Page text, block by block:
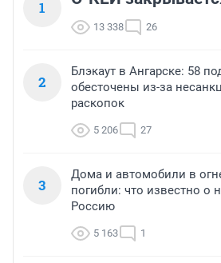
1
13 338 26
2
Блэкаут в Ангарске: 58
обесточены из-за
раскопок
5 206 27
3
Дома и автомобили в
погибли: что известно о
Россию
5 163 1